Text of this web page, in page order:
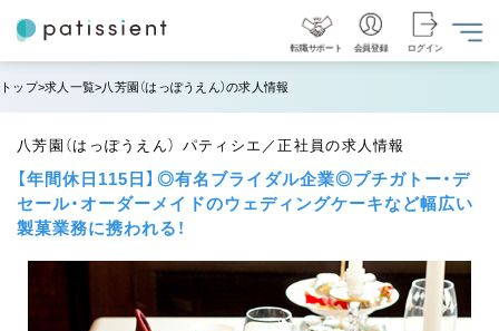
転職サポート 会員登録 ログイン
トップ 求人一覧 八芳園（はっぽうえん）の求人情報
八芳園（はっぽうえん） パティシエ／正社員の求人情報
【年間休日115日】◎有名ブライダル企業◎プチガトー・デ
セール・オーダーメイドのウェディングケーキなど幅広い
製菓業務に携われる！